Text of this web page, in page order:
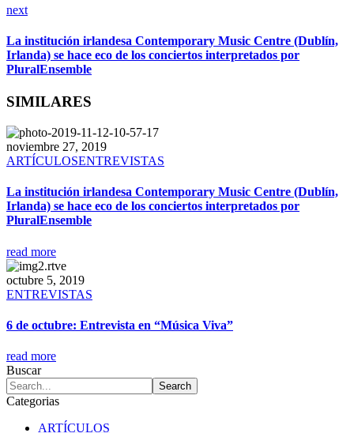
next
La institución irlandesa Contemporary Music Centre (Dublín,
Irlanda) se hace eco de los conciertos interpretados por
PluralEnsemble
SIMILARES
noviembre 27, 2019
ARTÍCULOSENTREVISTAS
La institución irlandesa Contemporary Music Centre (Dublín,
Irlanda) se hace eco de los conciertos interpretados por
PluralEnsemble
read more
octubre 5, 2019
ENTREVISTAS
6 de octubre: Entrevista en “Música Viva”
read more
Buscar
Categorias
ARTÍCULOS